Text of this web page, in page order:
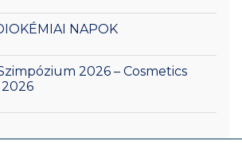
NAPOK
2026 – Cosmetics